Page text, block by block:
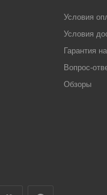
Условия
Условия
Гарантия
Вопрос-
Обзоры